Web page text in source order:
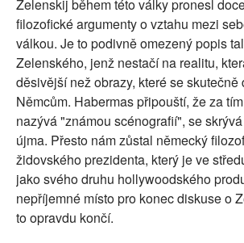
Zelenskij během této války pronesl
filozofické argumenty o vztahu mezi
válkou. Je to podivně omezený popis
Zelenského, jenž nestačí na realitu,
děsivější než obrazy, které se skutečně
Němcům. Habermas připouští, že za
nazývá "známou scénografií", se
újma. Přesto nám zůstal německý
židovského prezidenta, který je ve
jako svého druhu hollywoodského
nepříjemné místo pro konec diskuse o
to opravdu končí.